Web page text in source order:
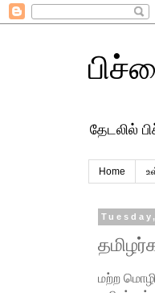
தேடலில்
Home
மற்ற